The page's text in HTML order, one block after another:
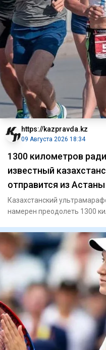
https://kazpravda.kz
09 Августа 2026 18:34
1300 километров
известный
отправится из
Казахстанский
намерен преодолеть 1300